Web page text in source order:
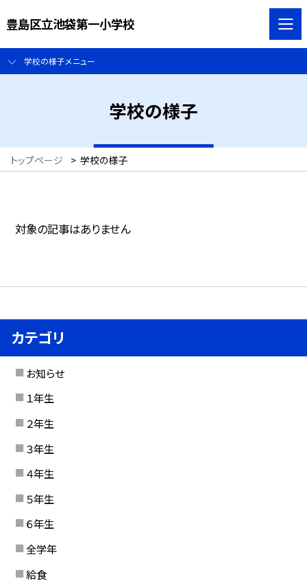
豊島区立池袋第一小学校
学校の様子メニュー
学校の様子
トップページ > 学校の様子
対象の記事はありません
カテゴリ
お知らせ
１年生
２年生
３年生
４年生
５年生
６年生
全学年
給食